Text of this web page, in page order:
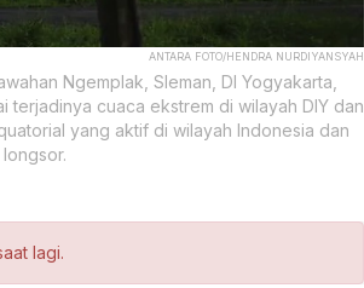
ANTARA FOTO/HENDRA NURDIYANSYAH
Ngemplak, Sleman, DI Yogyakarta,
terjadinya cuaca ekstrem di wilayah DIY dan
yang aktif di wilayah Indonesia dan
lagi.